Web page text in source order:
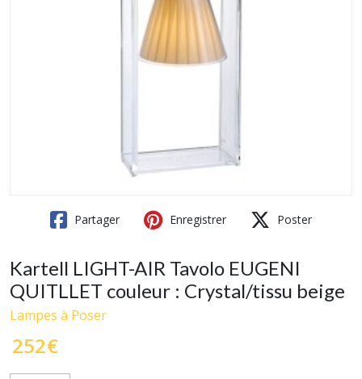
Partager Enregistrer Poster
Kartell LIGHT-AIR Tavolo EUGENI
QUITLLET couleur : Crystal/tissu beige
Lampes à Poser
252€